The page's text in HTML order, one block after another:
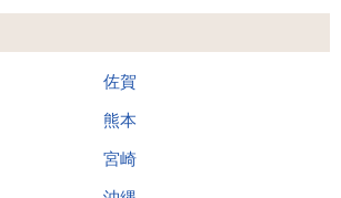
佐賀
熊本
宮崎